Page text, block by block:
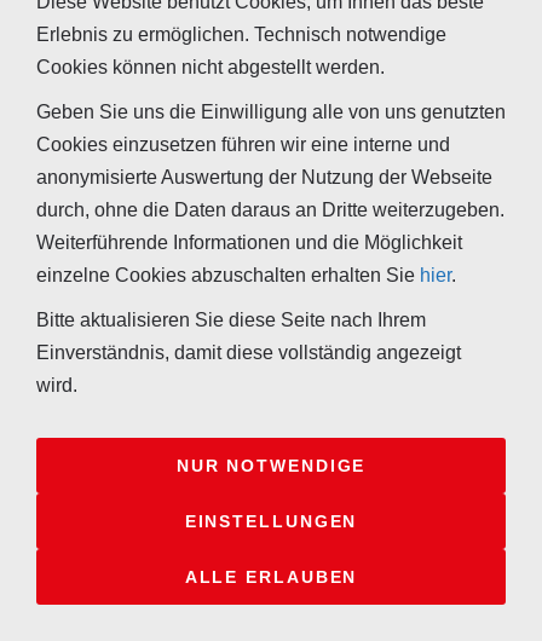
offiziellen Berechnungen müssten.
sehr häufig das rechte Augenmaß dabei.
Bei einem Haus aus den 50-er Jahren des
, weil dies aufgrund dieser
oftmals wirtschaftlicher und energetischer
den Hausbesitzern die Möglichkeit zu
Erlebnis zu ermöglichen. Technisch notwendige
Cookies können nicht abgestellt werden.
Geben Sie uns die Einwilligung alle von uns genutzten
Cookies einzusetzen führen wir eine interne und
anonymisierte Auswertung der Nutzung der Webseite
durch, ohne die Daten daraus an Dritte weiterzugeben.
Weiterführende Informationen und die Möglichkeit
einzelne Cookies abzuschalten erhalten Sie hier.
Bitte aktualisieren Sie diese Seite nach Ihrem
Einverständnis, damit diese vollständig angezeigt
wird.
NUR NOTWENDIGE
EINSTELLUNGEN
ALLE ERLAUBEN